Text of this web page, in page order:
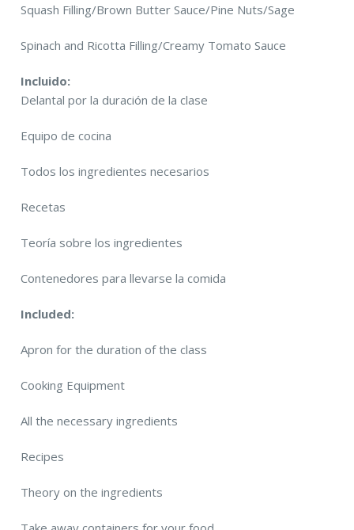
Squash Filling/Brown Butter Sauce/Pine Nuts/Sage
Spinach and Ricotta Filling/Creamy Tomato Sauce
Incluido:
Delantal por la duración de la clase
Equipo de cocina
Todos los ingredientes necesarios
Recetas
Teoría sobre los ingredientes
Contenedores para llevarse la comida
Included:
Apron for the duration of the class
Cooking Equipment
All the necessary ingredients
Recipes
Theory on the ingredients